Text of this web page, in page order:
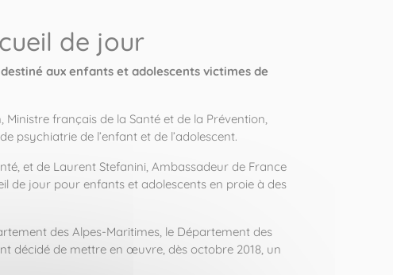
de jour
aux enfants et adolescents victimes de
français de la Santé et de la Prévention,
psychiatrie de l’enfant et de l’adolescent.
et de Laurent Stefanini, Ambassadeur de France
de jour pour enfants et adolescents en proie à des
des Alpes-Maritimes, le Département des
décidé de mettre en œuvre, dès octobre 2018, un